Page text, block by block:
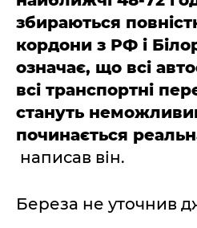
збираються
кордони з РФ і
означає, що всі
всі транспортні
стануть
починається
написав він.
Береза не уточнив